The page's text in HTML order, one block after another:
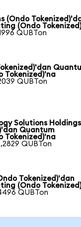
(Ondo
(Ondo
QUBTon
Tokenized)'na
QUBTon
Solutions Holdings
Quantum
Tokenized)'na
QUBTon
Tokenized)'dan
(Ondo
QUBTon